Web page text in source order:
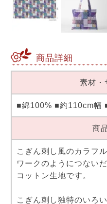
商品詳細
素材・
■綿100% ■約110cm幅
商
こぎん刺し風のカラフ
ワークのようにつない
コットン生地です。
こぎん刺し独特のいろ